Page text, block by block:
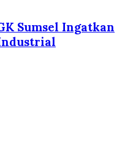
Sumsel Ingatkan